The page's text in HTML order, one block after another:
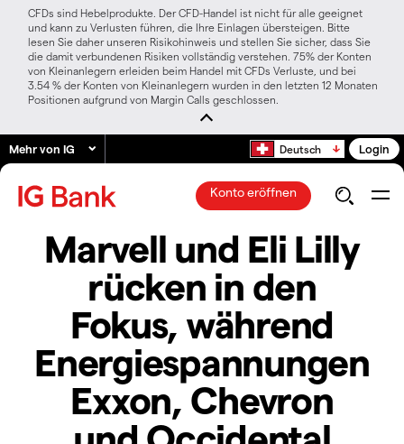
CFDs sind Hebelprodukte. Der CFD-Handel ist nicht für alle geeignet
und kann zu Verlusten führen, die Ihre Einlagen übersteigen. Bitte
lesen Sie daher unseren Risikohinweis und stellen Sie sicher, dass Sie
die damit verbundenen Risiken vollständig verstehen. 75% der Konten
von Kleinanlegern erleiden beim Handel mit CFDs Verluste, und bei
3.54 % der Konten von Kleinanlegern wurden in den letzten 12 Monaten
Positionen aufgrund von Margin Calls geschlossen.
Mehr von IG Deutsch Login
Konto eröffnen
Marvell und Eli Lilly
rücken in den
Fokus, während
Energiespannungen
Exxon, Chevron